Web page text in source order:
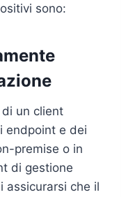
sono:
un client
endpoint e dei
premise o in
di gestione
assicurarsi che il